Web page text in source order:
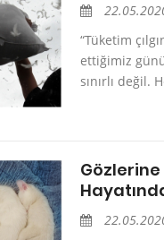
“Tüketim
ettiğimiz
sınırlı değil.
Gözlerine